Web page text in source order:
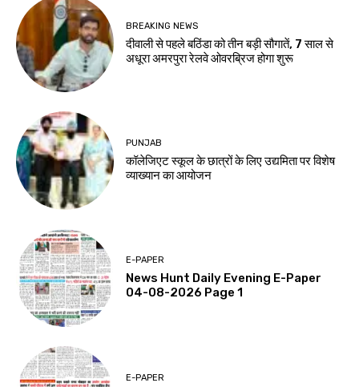
BREAKING NEWS
दीवाली से पहले बठिंडा को तीन बड़ी सौगातें, 7 साल से
अधूरा अमरपुरा रेलवे ओवरब्रिज होगा शुरू
PUNJAB
कॉलेजिएट स्कूल के छात्रों के लिए उद्यमिता पर विशेष
व्याख्यान का आयोजन
E-PAPER
News Hunt Daily Evening E-Paper
04-08-2026 Page 1
E-PAPER